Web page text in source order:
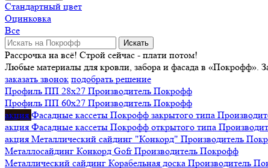
Стандартный цвет
Оцинковка
Все
Искать
Рассрочка на всё! Строй сейчас - плати потом!
Любые материалы для кровли, забора и фасада в «Покрофф».
заказать звонок подобрать решение
Профиль ПП 28х27 Производитель Покрофф
Профиль ПП 60х27 Производитель Покрофф
акция Фасадные кассеты Покрофф закрытого типа
акция Фасадные кассеты Покрофф открытого типа
акция Металлический сайдинг "Конкорд" Производитель
Металлосайдинг Конкорд GofrПроизводитель Покрофф
Металлический сайдинг Корабельная доска Производитель